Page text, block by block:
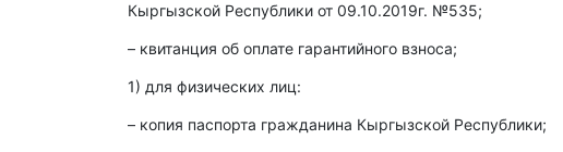
Кыргызской Республики от 09.10.2019г. №535;
– квитанция об оплате гарантийного взноса;
1) для физических лиц:
– копия паспорта гражданина Кыргызской Республики;